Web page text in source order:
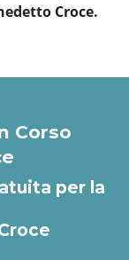
Croce.
Corso
per la